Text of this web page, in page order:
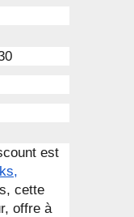
est
cette
offre à